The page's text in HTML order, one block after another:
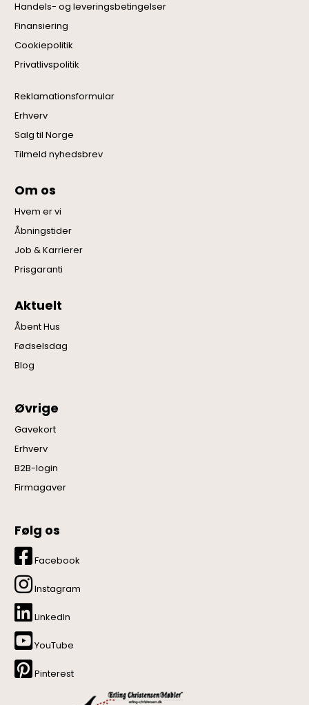
Handels- og leveringsbetingelser
Finansiering
Cookiepolitik
Privatlivspolitik
Reklamationsformular
Erhverv
Salg til Norge
Tilmeld nyhedsbrev
Om os
Hvem er vi
Åbningstider
Job & Karrierer
Prisgaranti
Aktuelt
Åbent Hus
Fødselsdag
Blog
Øvrige
Gavekort
Erhverv
B2B-login
Firmagaver
Følg os
Facebook
Instagram
LinkedIn
YouTube
Pinterest